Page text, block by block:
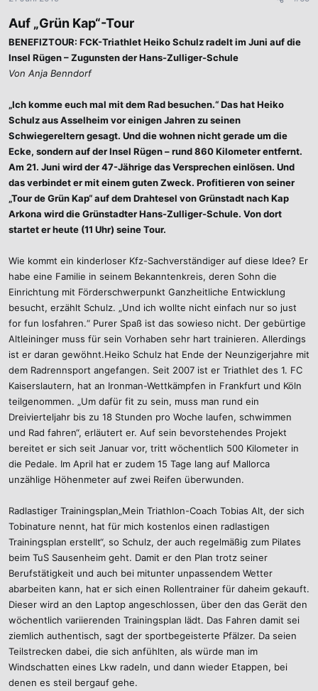
Auf „Grün Kap“-Tour
BENEFIZTOUR: FCK-Triathlet Heiko Schulz radelt im Juni auf die
Insel Rügen – Zugunsten der Hans-Zulliger-Schule
Von Anja Benndorf
„Ich komme euch mal mit dem Rad besuchen.“ Das hat Heiko
Schulz aus Asselheim vor einigen Jahren zu seinen
Schwiegereltern gesagt. Und die wohnen nicht gerade um die
Ecke, sondern auf der Insel Rügen – rund 860 Kilometer entfernt.
Am 21. Juni wird der 47-Jährige das Versprechen einlösen. Und
das verbindet er mit einem guten Zweck. Profitieren von seiner
„Tour de Grün Kap“ auf dem Drahtesel von Grünstadt nach Kap
Arkona wird die Grünstadter Hans-Zulliger-Schule. Von dort
startet er heute (11 Uhr) seine Tour.
Wie kommt ein kinderloser Kfz-Sachverständiger auf diese Idee? Er
habe eine Familie in seinem Bekanntenkreis, deren Sohn die
Einrichtung mit Förderschwerpunkt Ganzheitliche Entwicklung
besucht, erzählt Schulz. „Und ich wollte nicht einfach nur so just
for fun losfahren.“ Purer Spaß ist das sowieso nicht. Der gebürtige
Altleininger muss für sein Vorhaben sehr hart trainieren. Allerdings
ist er daran gewöhnt.Heiko Schulz hat Ende der Neunzigerjahre mit
dem Radrennsport angefangen. Seit 2007 ist er Triathlet des 1. FC
Kaiserslautern, hat an Ironman-Wettkämpfen in Frankfurt und Köln
teilgenommen. „Um dafür fit zu sein, muss man rund ein
Dreivierteljahr bis zu 18 Stunden pro Woche laufen, schwimmen
und Rad fahren“, erläutert er. Auf sein bevorstehendes Projekt
bereitet er sich seit Januar vor, tritt wöchentlich 500 Kilometer in
die Pedale. Im April hat er zudem 15 Tage lang auf Mallorca
unzählige Höhenmeter auf zwei Reifen überwunden.
Radlastiger Trainingsplan„Mein Triathlon-Coach Tobias Alt, der sich
Tobinature nennt, hat für mich kostenlos einen radlastigen
Trainingsplan erstellt“, so Schulz, der auch regelmäßig zum Pilates
beim TuS Sausenheim geht. Damit er den Plan trotz seiner
Berufstätigkeit und auch bei mitunter unpassendem Wetter
abarbeiten kann, hat er sich einen Rollentrainer für daheim gekauft.
Dieser wird an den Laptop angeschlossen, über den das Gerät den
wöchentlich variierenden Trainingsplan lädt. Das Fahren damit sei
ziemlich authentisch, sagt der sportbegeisterte Pfälzer. Da seien
Teilstrecken dabei, die sich anfühlten, als würde man im
Windschatten eines Lkw radeln, und dann wieder Etappen, bei
denen es steil bergauf gehe.